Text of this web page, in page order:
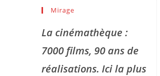
Mirage
La cinémathèque :
7000 films, 90 ans de
réalisations. Ici la plus